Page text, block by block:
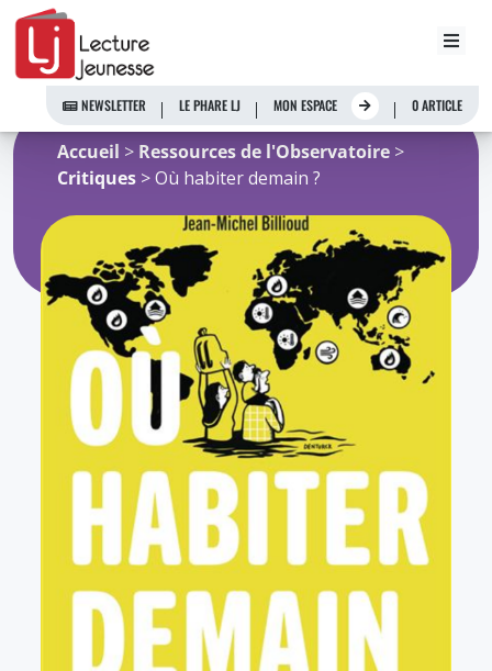
Aller
contenu
NEWSLETTER LE PHARE LJ MON ESPACE 0 ARTICLE
Accueil > Ressources de l'Observatoire >
Critiques > Où habiter demain ?